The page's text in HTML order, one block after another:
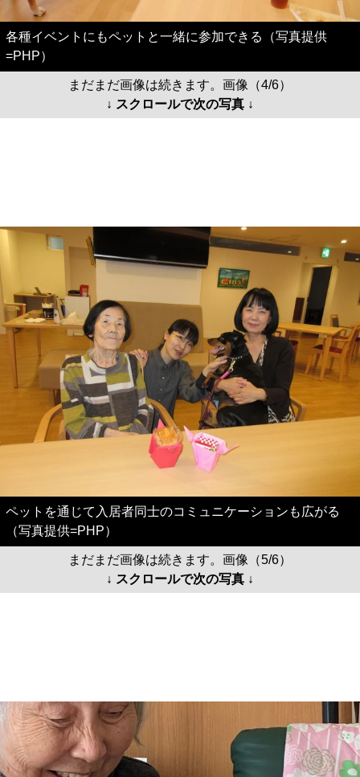
各種イベントにもペットと一緒に参加できる（写真提供
=PHP）
まだまだ画像は続きます。画像（4/6）
↓ スクロールで次の写真 ↓
ペットを通じて入居者同士のコミュニケーションも広がる
（写真提供=PHP）
まだまだ画像は続きます。画像（5/6）
↓ スクロールで次の写真 ↓